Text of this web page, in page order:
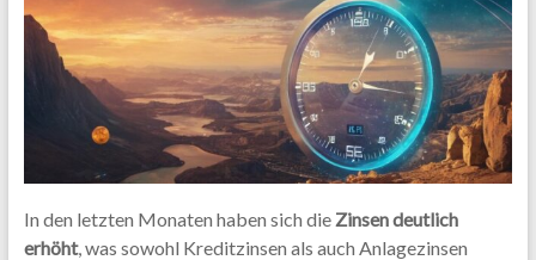
In den letzten Monaten haben sich die Zinsen deutlich
erhöht, was sowohl Kreditzinsen als auch Anlagezinsen